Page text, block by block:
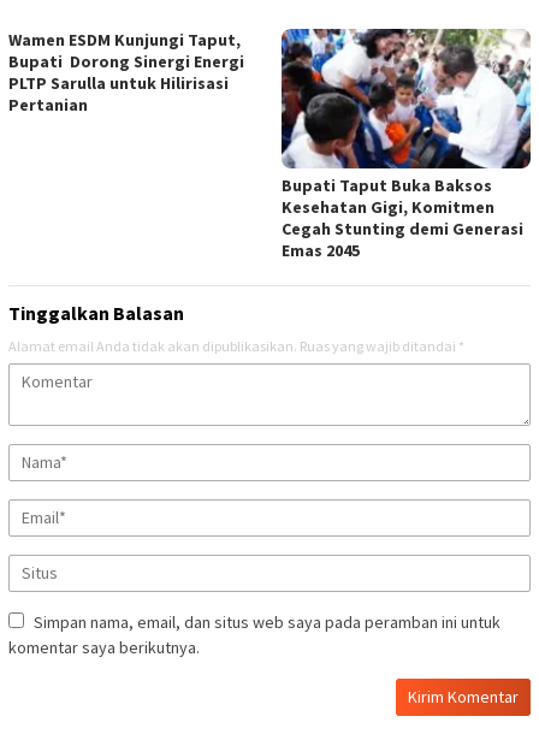
Wamen ESDM Kunjungi Taput,
Bupati Dorong Sinergi Energi
PLTP Sarulla untuk Hilirisasi
Pertanian
Bupati Taput Buka Baksos
Kesehatan Gigi, Komitmen
Cegah Stunting demi Generasi
Emas 2045
Tinggalkan Balasan
Alamat email Anda tidak akan dipublikasikan. Ruas yang wajib ditandai *
Simpan nama, email, dan situs web saya pada peramban ini untuk
komentar saya berikutnya.